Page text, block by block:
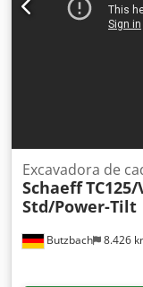
Construcción
excavadora está
Butzbach 8.426
Excavadora de
Schaeff
Std/Power-Tilt